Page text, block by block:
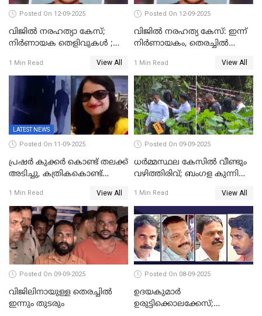
Posted On 12-09-2025
വിജിൽ നരഹത്യാ കേസ്;
നിർണായക തെളിവുകൾ ;
താടിയെല്ലും ലഭിച്ചു
1 Min Read View All
Posted On 12-09-2025
വിജിൽ നരഹത്യ കേസ്: ഇന്ന്
നിർണായകം, തെരച്ചിൽ
1 Min Read View All
LATEST NEWS
Posted On 11-09-2025
പ്രഷർ കുക്കർ കൊണ്ട് തലക്ക്
അടിച്ചു, കത്രികകൊണ്ട്
കൊലപ്പെടുത്തി; 5 പവൻ
സ്വർണ്ണവും ഒരു ലക്ഷം
രൂപയും കാണാതായി
1 Min Read View All
Posted On 09-09-2025
ധർമ്മസ്ഥല കേസിൽ വീണ്ടും
വഴിത്തിരിവ്; ബംഗള കുന്നിൽ
കണ്ടെത്തി
1 Min Read View All
Posted On 09-09-2025
വിജിലിനായുള്ള തെരച്ചിൽ
ഇന്നും തുടരും
Posted On 08-09-2025
ഉദയകുമാര്‍
ഉരുട്ടിക്കൊലക്കേസ്;